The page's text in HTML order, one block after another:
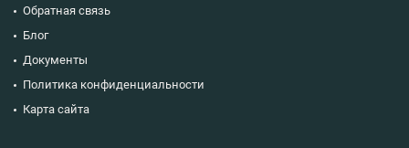
Обратная связь
Блог
Документы
Политика конфиденциальности
Карта сайта